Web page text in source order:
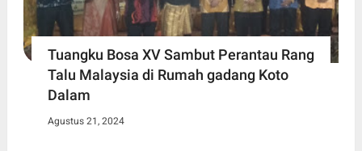
Tuangku Bosa XV Sambut Perantau Rang
Talu Malaysia di Rumah gadang Koto
Dalam
Agustus 21, 2024